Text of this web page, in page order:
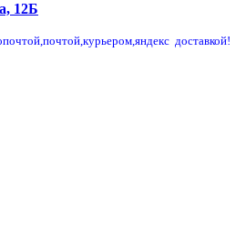
12Б
почтой,курьером,яндекс доставкой!